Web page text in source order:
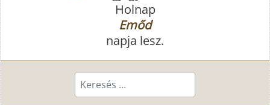
Holnap
Emőd
napja lesz.
Keresés...